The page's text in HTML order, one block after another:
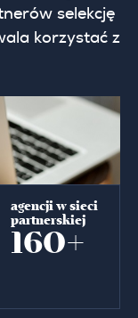
selekcję
korzystać z
agencji w sieci
partnerskiej
160+